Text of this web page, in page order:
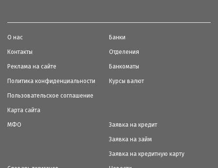
О нас
Контакты
Реклама на сайте
Политика конфиденциальности
Пользовательское соглашение
Карта сайта
Банки
Отделения
Банкоматы
Курсы валют
МФО Заявка на кредит
Заявка на займ
Заявка на кредитную карту